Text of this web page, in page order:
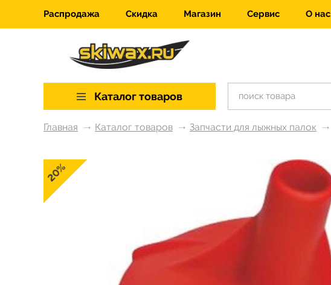
Распродажа Скидка Магазин Сервис О нас
Каталог товаров
Главная Каталог товаров Запчасти для лыжных палок
20%